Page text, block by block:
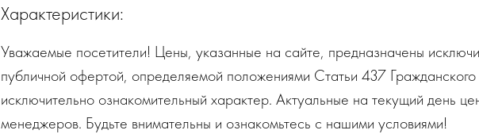
Характеристики:
Уважаемые посетители! Цены, указанные на сайте, предназначены
публичной офертой, определяемой положениями Статьи 437
исключительно ознакомительный характер. Актуальные на текущий день
менеджеров. Будьте внимательны и ознакомьтесь с нашими условиями!